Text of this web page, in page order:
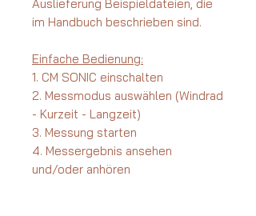
Auslieferung Beispieldateien, die
im Handbuch beschrieben sind.
Einfache Bedienung:
1. CM SONIC einschalten
2. Messmodus auswählen (Windrad
- Kurzeit - Langzeit)
3. Messung starten
4. Messergebnis ansehen
und/oder anhören